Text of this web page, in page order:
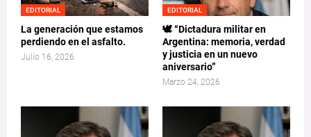
EDITORIAL
La generación que estamos
perdiendo en el asfalto.
Julio 16, 2026
EDITORIAL
🕊️ “Dictadura militar en
Argentina: memoria, verdad
y justicia en un nuevo
aniversario”
Marzo 24, 2026